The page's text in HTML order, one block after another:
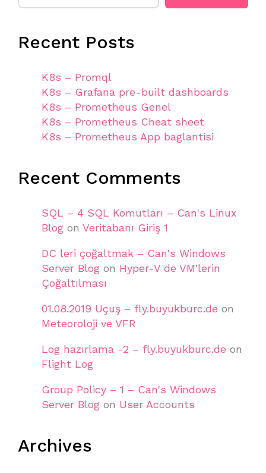
Recent Posts
K8s – Promql
K8s – Grafana pre-built dashboards
K8s – Prometheus Genel
K8s – Prometheus Cheat sheet
K8s – Prometheus App baglantisi
Recent Comments
SQL – 4 SQL Komutları – Can's Linux
Blog on Veritabanı Giriş 1
DC leri çoğaltmak – Can's Windows
Server Blog on Hyper-V de VM'lerin
Çoğaltılması
01.08.2019 Uçuş – fly.buyukburc.de on
Meteoroloji ve VFR
Log hazırlama -2 – fly.buyukburc.de on
Flight Log
Group Policy – 1 – Can's Windows
Server Blog on User Accounts
Archives